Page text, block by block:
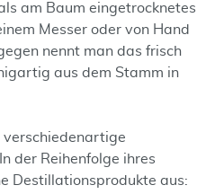
am Baum eingetrocknetes
Messer oder von Hand
nennt man das frisch
aus dem Stamm in
verschiedenartige
der Reihenfolge ihres
Destillationsprodukte aus: